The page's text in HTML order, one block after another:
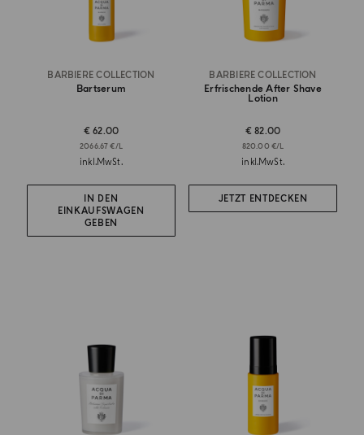
BARBIERE COLLECTION
Bartserum
€ 62.00
2066.67 €/L
inkl.MwSt.
IN DEN
EINKAUFSWAGEN
GEBEN
BARBIERE COLLECTION
Erfrischende After Shave
Lotion
€ 82.00
820.00 €/L
inkl.MwSt.
JETZT ENTDECKEN